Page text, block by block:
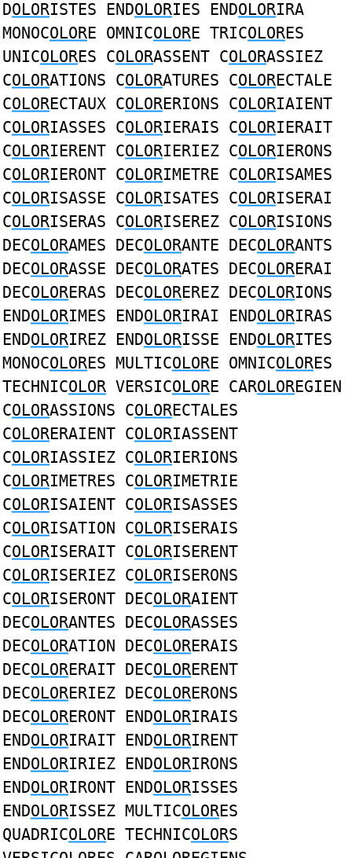
DOLORISTES ENDOLORIES ENDOLORIRA
MONOCOLORE OMNICOLORE TRICOLORES
UNICOLORES COLORASSENT COLORASSIEZ
COLORATIONS COLORATURES COLORECTALE
COLORECTAUX COLORERIONS COLORIAIENT
COLORIASSES COLORIERAIS COLORIERAIT
COLORIERENT COLORIERIEZ COLORIERONS
COLORIERONT COLORIMETRE COLORISAMES
COLORISASSE COLORISATES COLORISERAI
COLORISERAS COLORISEREZ COLORISIONS
DECOLORAMES DECOLORANTE DECOLORANTS
DECOLORASSE DECOLORATES DECOLORERAI
DECOLORERAS DECOLOREREZ DECOLORIONS
ENDOLORIMES ENDOLORIRAI ENDOLORIRAS
ENDOLORIREZ ENDOLORISSE ENDOLORITES
MONOCOLORES MULTICOLORE OMNICOLORES
TECHNICOLOR VERSICOLORE CAROLOREGIEN
COLORASSIONS COLORECTALES
COLORERAIENT COLORIASSENT
COLORIASSIEZ COLORIERIONS
COLORIMETRES COLORIMETRIE
COLORISAIENT COLORISASSES
COLORISATION COLORISERAIS
COLORISERAIT COLORISERENT
COLORISERIEZ COLORISERONS
COLORISERONT DECOLORAIENT
DECOLORANTES DECOLORASSES
DECOLORATION DECOLORERAIS
DECOLORERAIT DECOLORERENT
DECOLORERIEZ DECOLORERONS
DECOLORERONT ENDOLORIRAIS
ENDOLORIRAIT ENDOLORIRENT
ENDOLORIRIEZ ENDOLORIRONS
ENDOLORIRONT ENDOLORISSES
ENDOLORISSEZ MULTICOLORES
QUADRICOLORE TECHNICOLORS